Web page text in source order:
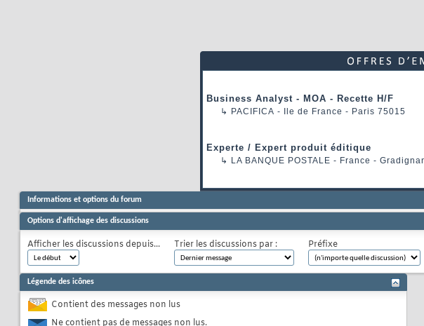
Business Analyst - MOA - Recette H/F
↳ PACIFICA - Ile de France - Paris 75015
Experte / Expert produit éditique
↳ LA BANQUE POSTALE - France -
Informations et options du forum
Options d'affichage des discussions
Afficher les discussions depuis... Trier les discussions par : Préfixe
Légende des icônes
Contient des messages non lus
Ne contient pas de messages non lus.